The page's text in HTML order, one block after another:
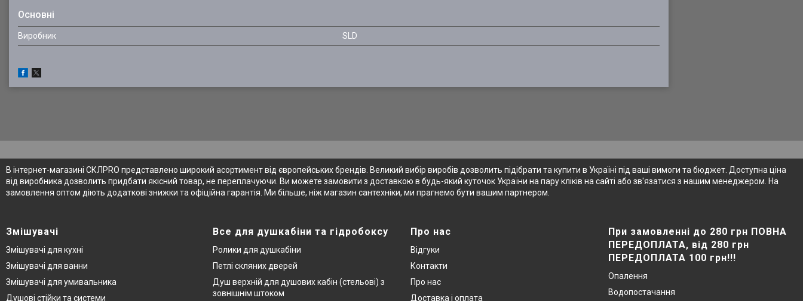
Основні
Виробник SLD
В інтернет-магазині СКЛPRO представлено широкий асортимент від європейських брендів. Великий вибір виробів дозволить підібрати та купити в Україні під ваші вимоги та бюджет. Доступна ціна
від виробника дозволить придбати якісний товар, не переплачуючи. Ви можете замовити з доставкою в будь-який куточок України на пару кліків на сайті або зв'язатися з нашим менеджером. На
замовлення оптом діють додаткові знижки та офіційна гарантія. Ми більше, ніж магазин сантехніки, ми прагнемо бути вашим партнером.
Змішувачі
Змішувачі для кухні
Змішувачі для ванни
Змішувачі для умивальника
Душові стійки та системи
Все для душкабіни та гідробоксу
Ролики для душкабіни
Петлі скляних дверей
Душ верхній для душових кабін (стельові) з
зовнішнім штоком
Про нас
Відгуки
Контакти
Про нас
Доставка і оплата
При замовленні до 280 грн ПОВНА
ПЕРЕДОПЛАТА, від 280 грн
ПЕРЕДОПЛАТА 100 грн!!!
Опалення
Водопостачання